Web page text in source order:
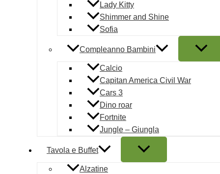
Lady Kitty
Shimmer and Shine
Sofia
Compleanno Bambini
Calcio
Capitan America Civil War
Cars 3
Dino roar
Fortnite
Jungle – Giungla
Tavola e Buffet
Alzatine